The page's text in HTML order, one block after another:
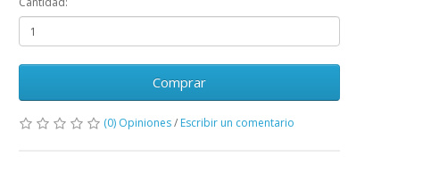
Comprar
(0) Opiniones/ Escribir un comentario